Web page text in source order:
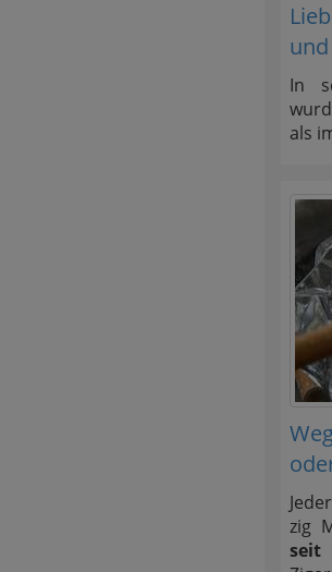
In
als
zig
seit